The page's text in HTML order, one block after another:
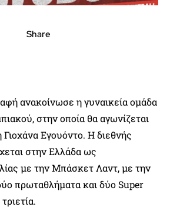
Share
ανακοίνωσε η γυναικεία ομάδα
στην οποία θα αγωνίζεται
Εγουόντο. Η διεθνής
στην Ελλάδα ως
με την Μπάσκετ Λαντ, με την
πρωταθλήματα και δύο Super